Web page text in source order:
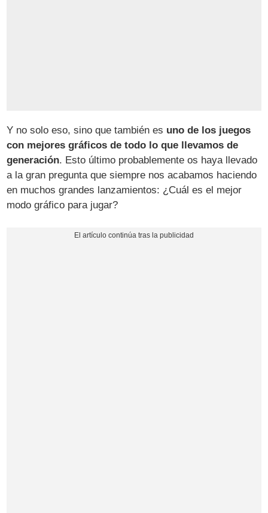
Y no solo eso, sino que también es uno de los juegos
con mejores gráficos de todo lo que llevamos de
generación. Esto último probablemente os haya llevado
a la gran pregunta que siempre nos acabamos haciendo
en muchos grandes lanzamientos: ¿Cuál es el mejor
modo gráfico para jugar?